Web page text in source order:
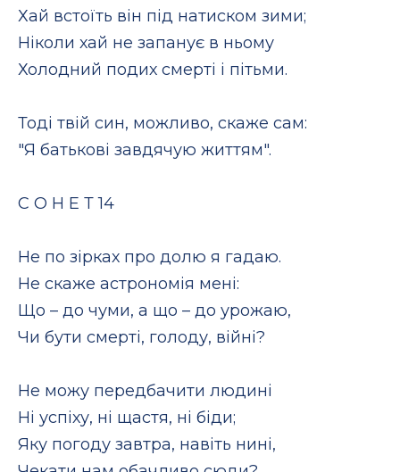
Хай встоїть він під натиском зими;
Ніколи хай не запанує в ньому
Холодний подих смерті і пітьми.
Тоді твій син, можливо, скаже сам:
"Я батькові завдячую життям".
С О Н Е Т 14
Не по зірках про долю я гадаю.
Не скаже астрономія мені:
Що – до чуми, а що – до урожаю,
Чи бути смерті, голоду, війні?
Не можу передбачити людині
Ні успіху, ні щастя, ні біди;
Яку погоду завтра, навіть нині,